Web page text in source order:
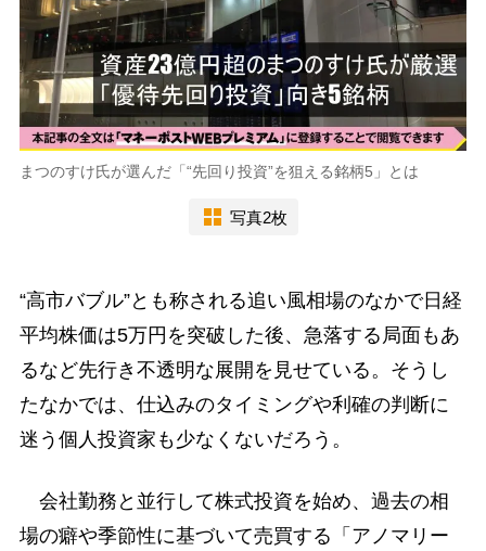
まつのすけ氏が選んだ「“先回り投資”を狙える銘柄5」とは
写真2枚
“高市バブル”とも称される追い風相場のなかで日経
平均株価は5万円を突破した後、急落する局面もあ
るなど先行き不透明な展開を見せている。そうし
たなかでは、仕込みのタイミングや利確の判断に
迷う個人投資家も少なくないだろう。
会社勤務と並行して株式投資を始め、過去の相
場の癖や季節性に基づいて売買する「アノマリー